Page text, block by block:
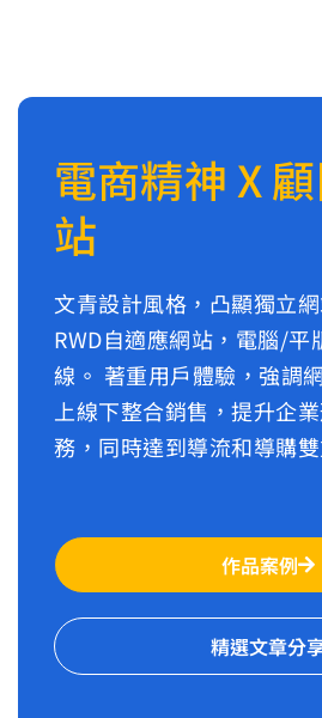
電商精神 X
站
文青設計風格，凸顯獨立
RWD自適應網站，電腦/
線。 著重用戶體驗，強調
上線下整合銷售，提升企
務，同時達到導流和導購雙
作品案例
精選文章分